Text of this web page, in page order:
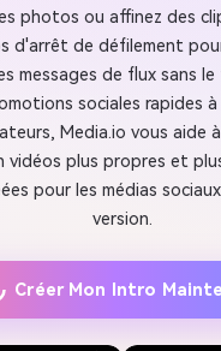
photos ou affinez des
d'arrêt de défilement
messages de flux sans
sociales rapides
Media.io vous aide
vidéos plus propres et
pour les médias
version.
Créer Mon Intro